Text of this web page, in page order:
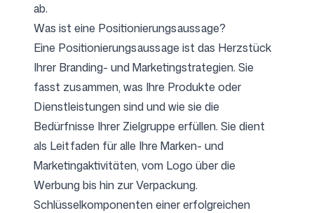
Kontakt
Anmelden Registrieren
Folgen Sie uns
ab.
Was ist eine Positionierungsaussage?
Eine Positionierungsaussage ist das Herzstück
Ihrer Branding- und Marketingstrategien. Sie
fasst zusammen, was Ihre Produkte oder
Dienstleistungen sind und wie sie die
Bedürfnisse Ihrer Zielgruppe erfüllen. Sie dient
als Leitfaden für alle Ihre Marken- und
Marketingaktivitäten, vom Logo über die
Werbung bis hin zur Verpackung.
Schlüsselkomponenten einer erfolgreichen